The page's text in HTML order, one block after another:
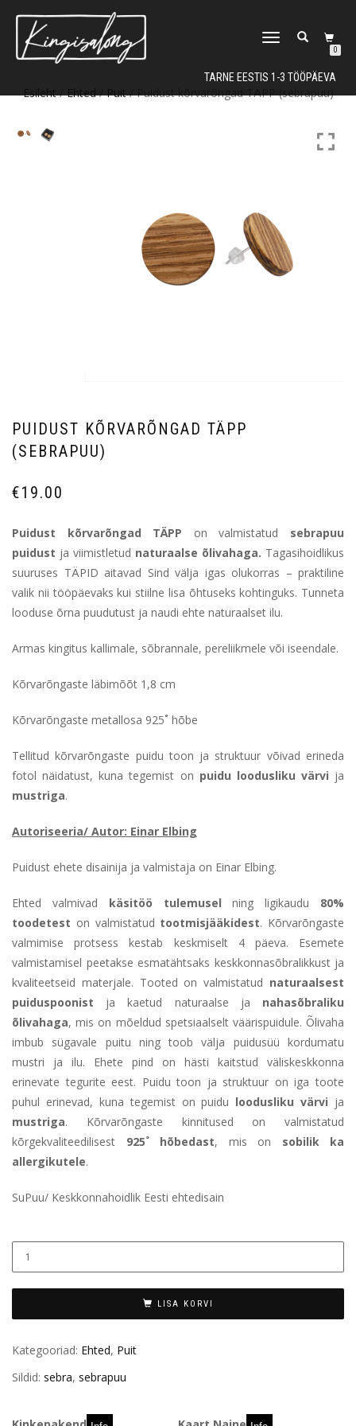
TOGGLE
0
TARNE EESTIS 1-3 TÖÖPÄEVA
Esileht/Ehted/Puit/ Puidust kõrvarõngad TÄPP (sebrapuu)
PUIDUST KÕRVARÕNGAD TÄPP
(SEBRAPUU)
€19.00
Puidust kõrvarõngad TÄPP on valmistatud sebrapuu
puidust ja viimistletud naturaalse õlivahaga. Tagasihoidlikus
suuruses TÄPID aitavad Sind välja igas olukorras – praktiline
valik nii tööpäevaks kui stiilne lisa õhtuseks kohtinguks. Tunneta
looduse õrna puudutust ja naudi ehte naturaalset ilu.
Armas kingitus kallimale, sõbrannale, pereliikmele või iseendale.
Kõrvarõngaste läbimõõt 1,8 cm
Kõrvarõngaste metallosa 925˚ hõbe
Tellitud kõrvarõngaste puidu toon ja struktuur võivad erineda
fotol näidatust, kuna tegemist on puidu loodusliku värvi ja
mustriga.
Autoriseeria/ Autor: Einar Elbing
Puidust ehete disainija ja valmistaja on Einar Elbing.
Ehted valmivad käsitöö tulemusel ning ligikaudu 80%
toodetest on valmistatud tootmisjääkidest. Kõrvarõngaste
valmimise protsess kestab keskmiselt 4 päeva. Esemete
valmistamisel peetakse esmatähtsaks keskkonnasõbralikkust ja
kvaliteetseid materjale. Tooted on valmistatud naturaalsest
puiduspoonist ja kaetud naturaalse ja nahasõbraliku
õlivahaga, mis on mõeldud spetsiaalselt väärispuidule. Õlivaha
imbub sügavale puitu ning toob välja puidusüü kordumatu
mustri ja ilu. Ehete pind on hästi kaitstud väliskeskkonna
erinevate tegurite eest. Puidu toon ja struktuur on iga toote
puhul erinevad, kuna tegemist on puidu loodusliku värvi ja
mustriga. Kõrvarõngaste kinnitused on valmistatud
kõrgekvaliteedilisest 925˚ hõbedast, mis on sobilik ka
allergikutele.
SuPuu/ Keskkonnahoidlik Eesti ehtedisain
LISA KORVI
Kategooriad: Ehted, Puit
Sildid: sebra, sebrapuu